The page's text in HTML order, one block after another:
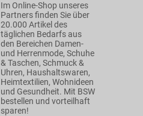
Im Online-Shop unseres
Partners finden Sie über
20.000 Artikel des
täglichen Bedarfs aus
den Bereichen Damen-
und Herrenmode, Schuhe
& Taschen, Schmuck &
Uhren, Haushaltswaren,
Heimtextilien, Wohnideen
und Gesundheit. Mit BSW
bestellen und vorteilhaft
sparen!